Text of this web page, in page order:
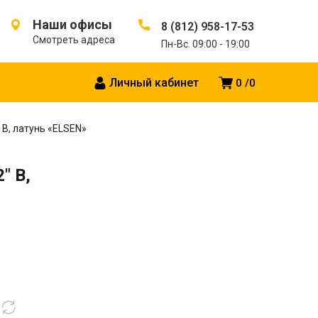
Наши офисы
Смотреть адреса
8 (812) 958-17-53
Пн-Вс. 09:00 - 19:00
0 0
Личный кабинет
латунь «ELSEN»
В,